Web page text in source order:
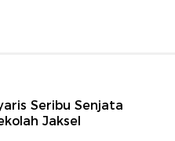
Seribu Senjata
Jaksel